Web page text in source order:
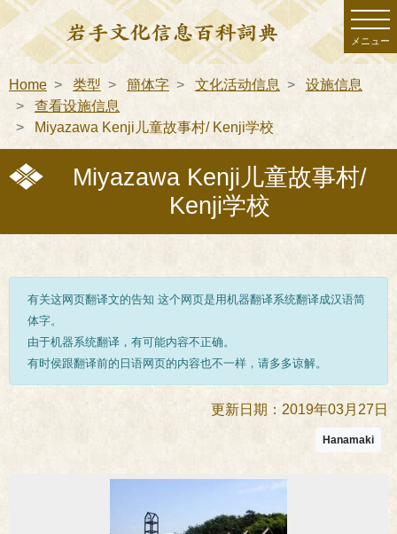
メニュー
Home 类型 簡体字 文化活动信息
设施信息
查看设施信息
Miyazawa Kenji儿童故事村/ Kenji学校
Miyazawa Kenji儿童故事村/
Kenji学校
有关这网页翻译文的告知 这个网页是用机器翻译系统翻译成汉语简
体字。
由于机器系统翻译，有可能内容不正确。
有时侯跟翻译前的日语网页的内容也不一样，请多多谅解。
更新日期：2019年03月27日
Hanamaki